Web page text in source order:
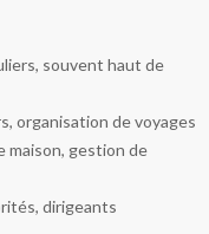
souvent haut de
organisation de voyages
maison, gestion de
dirigeants